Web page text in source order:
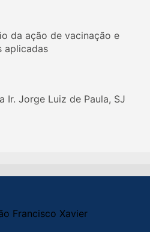
da ação de vacinação e
aplicadas
Ir. Jorge Luiz de Paula, SJ